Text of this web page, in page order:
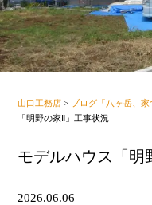
山口工務店 > ブログ「八ヶ岳、家
「明野の家Ⅱ」工事状況
モデルハウス「明
2026.06.06